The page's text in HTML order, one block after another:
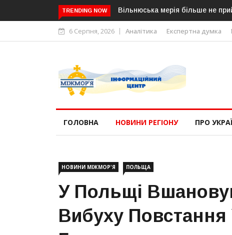
TRENDING NOW Вільнюська мерія більше не
6 Серпня, 2026 Аналітика Експертна думка
ГОЛОВНА НОВИНИ РЕГІОНУ ПРО
НОВИНИ МІЖМОР'Я ПОЛЬЩА
У Польщі
Вибуху